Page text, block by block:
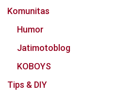
Komunitas
Humor
Jatimotoblog
KOBOYS
Tips & DIY